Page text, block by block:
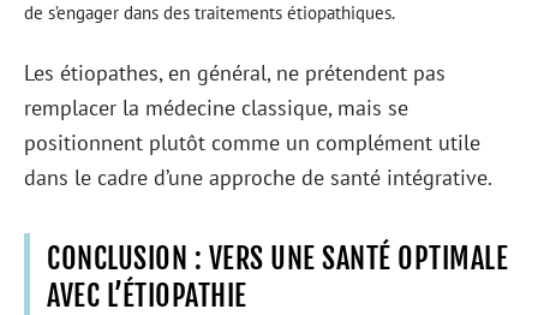
de s’engager dans des traitements étiopathiques.
Les étiopathes, en général, ne prétendent pas
remplacer la médecine classique, mais se
positionnent plutôt comme un complément utile
dans le cadre d’une approche de santé intégrative.
CONCLUSION : VERS UNE SANTÉ OPTIMALE
AVEC L’ÉTIOPATHIE